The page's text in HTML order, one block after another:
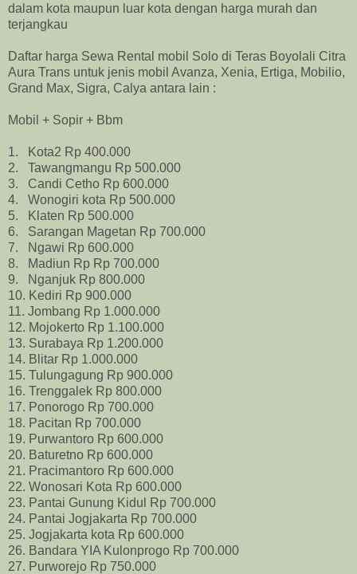
dalam kota maupun luar kota dengan harga murah dan
terjangkau
Daftar harga Sewa Rental mobil Solo di Teras Boyolali Citra
Aura Trans untuk jenis mobil Avanza, Xenia, Ertiga, Mobilio,
Grand Max, Sigra, Calya antara lain :
Mobil + Sopir + Bbm
1. Kota2 Rp 400.000
2. Tawangmangu Rp 500.000
3. Candi Cetho Rp 600.000
4. Wonogiri kota Rp 500.000
5. Klaten Rp 500.000
6. Sarangan Magetan Rp 700.000
7. Ngawi Rp 600.000
8. Madiun Rp Rp 700.000
9. Nganjuk Rp 800.000
10. Kediri Rp 900.000
11. Jombang Rp 1.000.000
12. Mojokerto Rp 1.100.000
13. Surabaya Rp 1.200.000
14. Blitar Rp 1.000.000
15. Tulungagung Rp 900.000
16. Trenggalek Rp 800.000
17. Ponorogo Rp 700.000
18. Pacitan Rp 700.000
19. Purwantoro Rp 600.000
20. Baturetno Rp 600.000
21. Pracimantoro Rp 600.000
22. Wonosari Kota Rp 600.000
23. Pantai Gunung Kidul Rp 700.000
24. Pantai Jogjakarta Rp 700.000
25. Jogjakarta kota Rp 600.000
26. Bandara YIA Kulonprogo Rp 700.000
27. Purworejo Rp 750.000